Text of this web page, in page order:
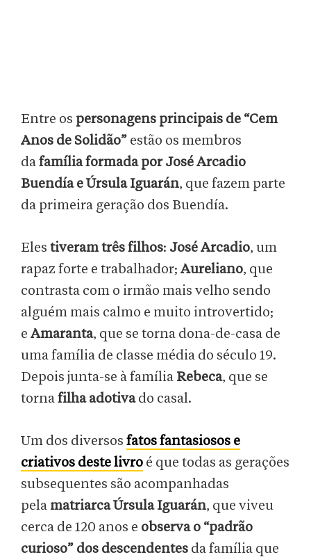
Entre os personagens principais de “Cem
Anos de Solidão” estão os membros
dafamília formada por José Arcadio
Buendía e Úrsula Iguarán, que fazem parte
da primeira geração dos Buendía.
Eles tiveram três filhos: José Arcadio, um
rapaz forte e trabalhador; Aureliano, que
contrasta com o irmão mais velho sendo
alguém mais calmo e muito introvertido;
e Amaranta, que se torna dona-de-casa de
uma família de classe média do século 19.
Depois junta-se à família Rebeca, que se
tornafilha adotivado casal.
Um dos diversos fatos fantasiosos e
criativos deste livro é que todas as gerações
subsequentes são acompanhadas
pela matriarcaÚrsula Iguarán, que viveu
cerca de 120 anos e observa o “padrão
curioso” dos descendentes da família que